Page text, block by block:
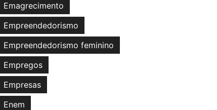
Emagrecimento
Empreendedorismo
Empreendedorismo feminino
Empregos
Empresas
Enem